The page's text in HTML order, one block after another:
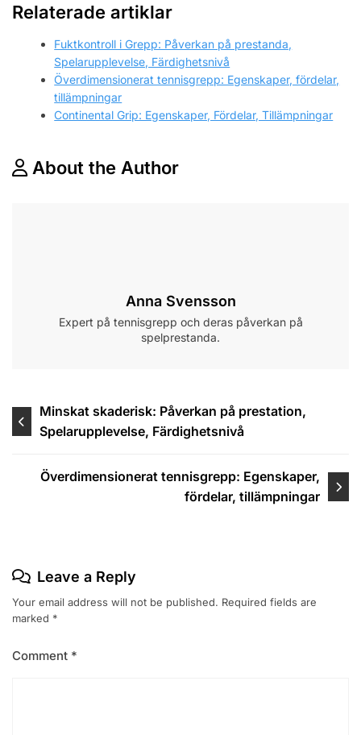
Relaterade artiklar
Fuktkontroll i Grepp: Påverkan på prestanda,
Spelarupplevelse, Färdighetsnivå
Överdimensionerat tennisgrepp: Egenskaper, fördelar,
tillämpningar
Continental Grip: Egenskaper, Fördelar, Tillämpningar
About the Author
Anna Svensson
Expert på tennisgrepp och deras påverkan på
spelprestanda.
Post
navigation
Minskat skaderisk: Påverkan på prestation,
Spelarupplevelse, Färdighetsnivå
Överdimensionerat tennisgrepp: Egenskaper,
fördelar, tillämpningar
Leave a Reply
Your email address will not be published. Required fields are
marked *
Comment *